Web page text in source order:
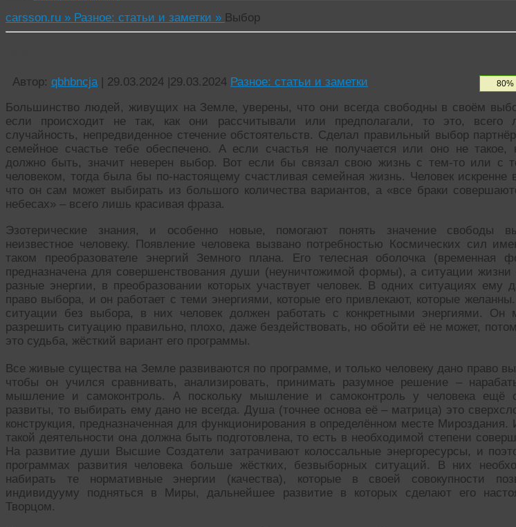
carsson.ru » Разное: статьи и заметки » Выбор
Автор: qbhbncja | 29.03.2024 |29.03.2024 Разное: статьи и заметки
Большинство людей, живущих на Земле, уверены, что они всегда свободны в своём
если происходит не так, как они рассчитывали или предполагали, то это, всего
случайность, непредвиденное стечение обстоятельств. Сделал правильный выбор
семейное счастье тебе обеспечено. А если счастья не получается или оно не такое,
должно быть, значит неверен выбор. Вот если бы связал свою жизнь с тем-то или с
человеком, тогда была бы по-настоящему счастливая семейная жизнь. Человек искренне
что он сам может выбирать из большого количества вариантов, а «все браки
небесах» – всего лишь красивая фраза.
Эзотерические знания, и особенно новые, помогают понять значение свободы
неизвестное человеку. Появление человека вызвано потребностью Космических сил
таком преобразователе энергий Земного плана. Его телесная оболочка (временная
предназначена для совершенствования души (неуничтожимой формы), а ситуации жизни
разные энергии, в преобразовании которых участвует человек. В одних ситуациях ему
право выбора, и он работает с теми энергиями, которые его привлекают, которые
ситуации без выбора, в них человек должен работать с конкретными энергиями. Он
разрешить ситуацию правильно, плохо, даже бездействовать, но обойти её не может,
это судьба, жёсткий вариант его программы.
Все живые существа на Земле развиваются по программе, и только человеку дано право
чтобы он учился сравнивать, анализировать, принимать разумное решение –
мышление и самоконтроль. А поскольку мышление и самоконтроль у человека ещё
развиты, то выбирать ему дано не всегда. Душа (точнее основа её – матрица) это
конструкция, предназначенная для функционирования в определённом месте Мироздания.
такой деятельности она должна быть подготовлена, то есть в необходимой степени
На развитие души Высшие Создатели затрачивают колоссальные энергоресурсы, и
программах развития человека больше жёстких, безвыборных ситуаций. В них
набирать те нормативные энергии (качества), которые в своей совокупности
индивидууму подняться в Миры, дальнейшее развитие в которых сделают его
Творцом.